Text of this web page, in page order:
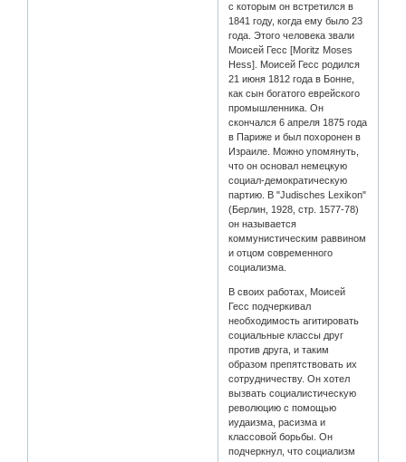
с которым он встретился в
1841 году, когда ему было 23
года. Этого человека звали
Моисей Гесс [Moritz Moses
Hess]. Моисей Гесс родился
21 июня 1812 года в Бонне,
как сын богатого еврейского
промышленника. Он
скончался 6 апреля 1875 года
в Париже и был похоронен в
Израиле. Можно упомянуть,
что он основал немецкую
социал-демократическую
партию. В "Judisches Lexikon"
(Берлин, 1928, стр. 1577-78)
он называется
коммунистическим раввином
и отцом современного
социализма.
В своих работах, Моисей
Гесс подчеркивал
необходимость агитировать
социальные классы друг
против друга, и таким
образом препятствовать их
сотрудничеству. Он хотел
вызвать социалистическую
революцию с помощью
иудаизма, расизма и
классовой борьбы. Он
подчеркнул, что социализм